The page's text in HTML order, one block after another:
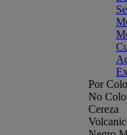
Por
No
Cereza